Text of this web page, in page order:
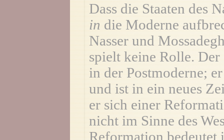
Dass die Staaten des
in die Moderne
Nasser und
spielt keine Rolle.
in der Postmoderne;
und ist in ein neues
er sich einer
nicht im Sinne des
Reformation